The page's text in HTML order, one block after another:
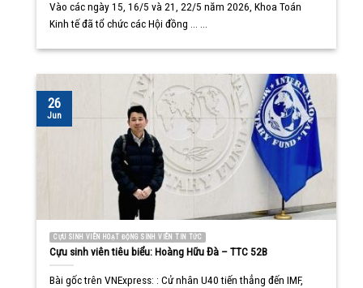
Vào các ngày 15, 16/5 và 21, 22/5 năm 2026, Khoa Toán
Kinh tế đã tổ chức các Hội đồng ... ...
CỰU SINH VIÊN HOẠT ĐỘNG SINH VIÊN TIN TỨC
Cựu sinh viên tiêu biểu: Hoàng Hữu Đà – TTC 52B
Bài gốc trên VNExpress: : Cử nhân U40 tiến thẳng đến IMF,
26
Jun